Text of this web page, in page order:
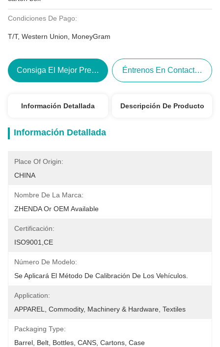
Condiciones De Pago:
T/T, Western Union, MoneyGram
Consiga El Mejor Precio Éntrenos En Contacto Con
Información Detallada Descripción De Producto
Información Detallada
Place Of Origin:
CHINA
Nombre De La Marca:
ZHENDA Or OEM Available
Certificación:
ISO9001,CE
Número De Modelo:
Se Aplicará El Método De Calibración De Los Vehículos.
Application:
APPAREL, Commodity, Machinery & Hardware, Textiles
Packaging Type:
Barrel, Belt, Bottles, CANS, Cartons, Case